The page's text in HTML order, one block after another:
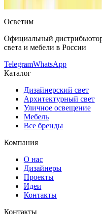
Осветим
Официальный
света и мебели в России
TelegramWhatsApp
Каталог
Дизайнерский свет
Архитектурный свет
Уличное освещение
Мебель
Все бренды
Компания
О нас
Дизайнеры
Проекты
Идеи
Контакты
Контакты